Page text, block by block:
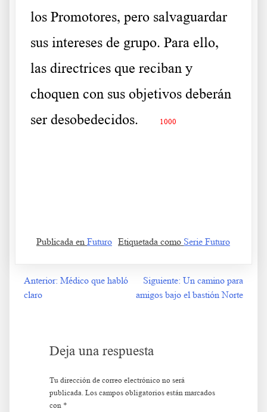
los Promotores, pero salvaguardar
sus intereses de grupo. Para ello,
las directrices que reciban y
choquen con sus objetivos deberán
ser desobedecidos.
1000
Publicada en Futuro Etiquetada como Serie Futuro
Navegación
Anterior: Médico que habló
claro
Siguiente: Un camino para
amigos bajo el bastión Norte
Deja una respuesta
Tu dirección de correo electrónico no será
publicada. Los campos obligatorios están marcados
con *